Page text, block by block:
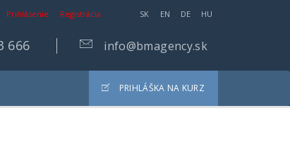
SK EN DE HU
Prihlásenie Registrácia
666 info@bmagency.sk
PRIHLÁŠKA NA KURZ